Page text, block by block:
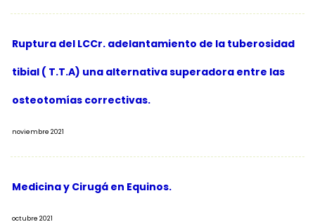
Ruptura del LCCr. adelantamiento de la tuberosidad
tibial ( T.T.A) una alternativa superadora entre las
osteotomías correctivas.
noviembre 2021
Medicina y Cirugá en Equinos.
octubre 2021